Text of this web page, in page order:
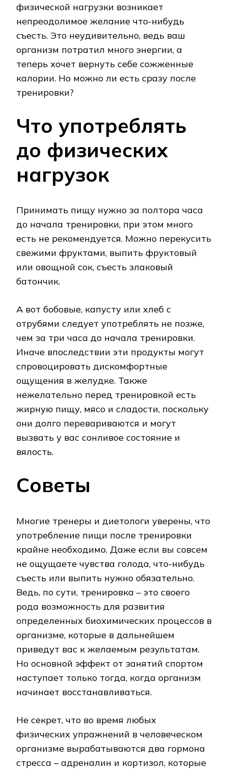
физической нагрузки возникает
непреодолимое желание что-нибудь
съесть. Это неудивительно, ведь ваш
организм потратил много энергии, а
теперь хочет вернуть себе сожженные
калории. Но можно ли есть сразу после
тренировки?
Что употреблять
до физических
нагрузок
Принимать пищу нужно за полтора часа
до начала тренировки, при этом много
есть не рекомендуется. Можно перекусить
свежими фруктами, выпить фруктовый
или овощной сок, съесть злаковый
батончик.
А вот бобовые, капусту или хлеб с
отрубями следует употреблять не позже,
чем за три часа до начала тренировки.
Иначе впоследствии эти продукты могут
спровоцировать дискомфортные
ощущения в желудке. Также
нежелательно перед тренировкой есть
жирную пищу, мясо и сладости, поскольку
они долго перевариваются и могут
вызвать у вас сонливое состояние и
вялость.
Советы
Многие тренеры и диетологи уверены, что
употребление пищи после тренировки
крайне необходимо. Даже если вы совсем
не ощущаете чувства голода, что-нибудь
съесть или выпить нужно обязательно.
Ведь, по сути, тренировка – это своего
рода возможность для развития
определенных биохимических процессов в
организме, которые в дальнейшем
приведут вас к желаемым результатам.
Но основной эффект от занятий спортом
наступает только тогда, когда организм
начинает восстанавливаться.
Не секрет, что во время любых
физических упражнений в человеческом
организме вырабатываются два гормона
стресса – адреналин и кортизол, которые